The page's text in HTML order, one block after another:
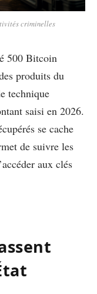
criminelles
500 Bitcoin
produits du
technique
saisi en 2026.
se cache
de suivre les
aux clés